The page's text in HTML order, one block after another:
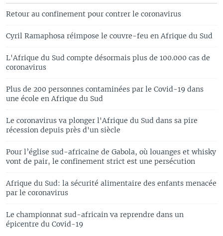
Retour au confinement pour contrer le coronavirus
Cyril Ramaphosa réimpose le couvre-feu en Afrique du Sud
L'Afrique du Sud compte désormais plus de 100.000 cas de
coronavirus
Plus de 200 personnes contaminées par le Covid-19 dans
une école en Afrique du Sud
Le coronavirus va plonger l'Afrique du Sud dans sa pire
récession depuis près d'un siècle
Pour l’église sud-africaine de Gabola, où louanges et whisky
vont de pair, le confinement strict est une persécution
Afrique du Sud: la sécurité alimentaire des enfants menacée
par le coronavirus
Le championnat sud-africain va reprendre dans un
épicentre du Covid-19